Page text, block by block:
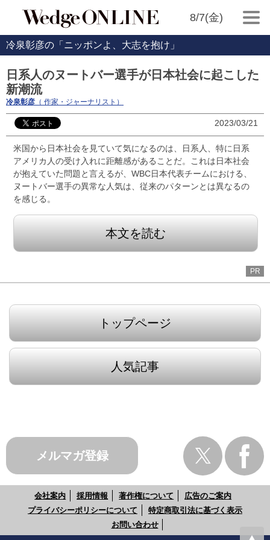
8/7(金)
冷泉彰彦の「ニッポンよ、大志を抱け」
日系人のヌートバー選手が日本社会に起こした
新潮流
冷泉彰彦 （ 作家・ジャーナリスト）
2023/03/21
米国から日本社会を見ていて気になるのは、日系人、特に日系
アメリカ人の受け入れに距離感があることだ。これは日本社会
が抱えていた問題と言えるが、WBC日本代表チームにおける、
ヌートバー選手の異常な人気は、従来のパターンとは異なるの
を感じる。
本文を読む
PR
トップページ
人気記事
メルマガ登録
会社案内 採用情報 著作権について
広告のご案内
プライバシーポリシーについて
特定商取引法に基づく表示
お問い合わせ